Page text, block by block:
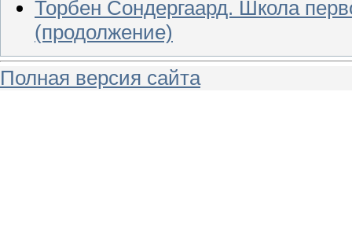
Торбен Сондергаард. Школа
(продолжение)
Полная версия сайта